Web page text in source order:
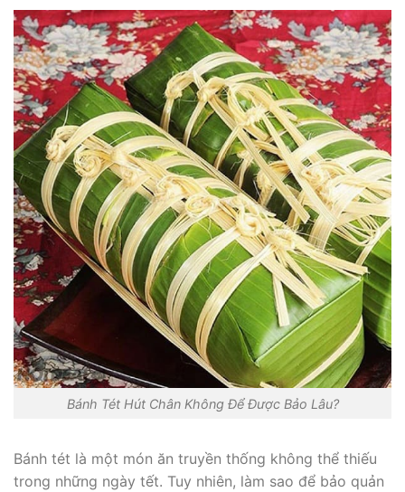
Bánh Tét Hút Chân Không Để Được Bảo Lâu?
Bánh tét là một món ăn truyền thống không thể thiếu
trong những ngày tết. Tuy nhiên, làm sao để bảo quản